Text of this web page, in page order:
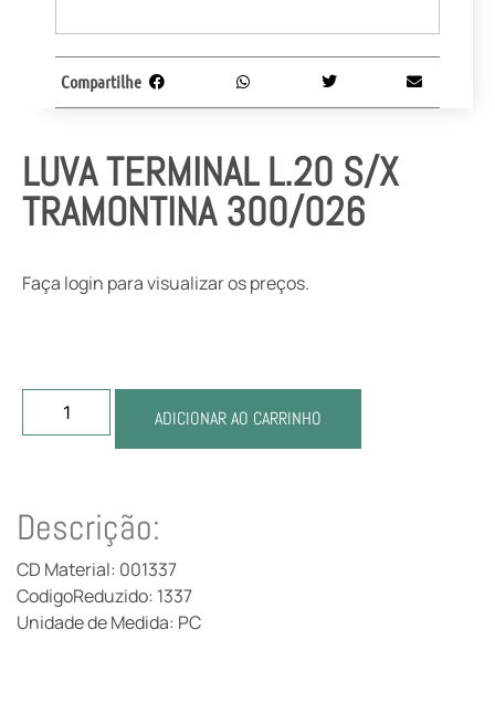
LUVA TERMINAL L.20 S/X
TRAMONTINA 300/026
Faça login para visualizar os preços.
ADICIONAR AO CARRINHO
Compartilhe
Descrição:
CD Material: 001337
CodigoReduzido: 1337
Unidade de Medida: PC